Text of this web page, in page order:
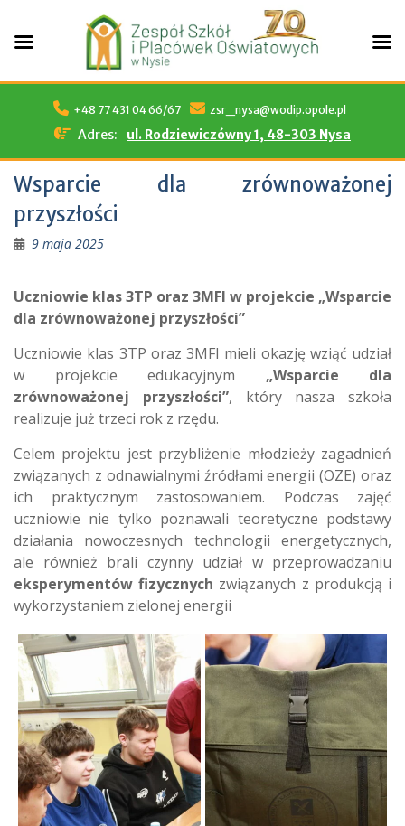
Skip
+48 77 431 04 66/67 zsr_nysa@wodip.opole.pl
Adres: ul. Rodziewiczówny 1, 48-303 Nysa
Wsparcie dla zrównoważonej
przyszłości
9 maja 2025
Uczniowie klas 3TP oraz 3MFI w projekcie „Wsparcie
dla zrównoważonej przyszłości”
Uczniowie klas 3TP oraz 3MFI mieli okazję wziąć udział
w projekcie edukacyjnym „Wsparcie dla
zrównoważonej przyszłości”, który nasza szkoła
realizuje już trzeci rok z rzędu.
Celem projektu jest przybliżenie młodzieży zagadnień
związanych z odnawialnymi źródłami energii (OZE) oraz
ich praktycznym zastosowaniem. Podczas zajęć
uczniowie nie tylko poznawali teoretyczne podstawy
działania nowoczesnych technologii energetycznych,
ale również brali czynny udział w przeprowadzaniu
eksperymentów fizycznych związanych z produkcją i
wykorzystaniem zielonej energii